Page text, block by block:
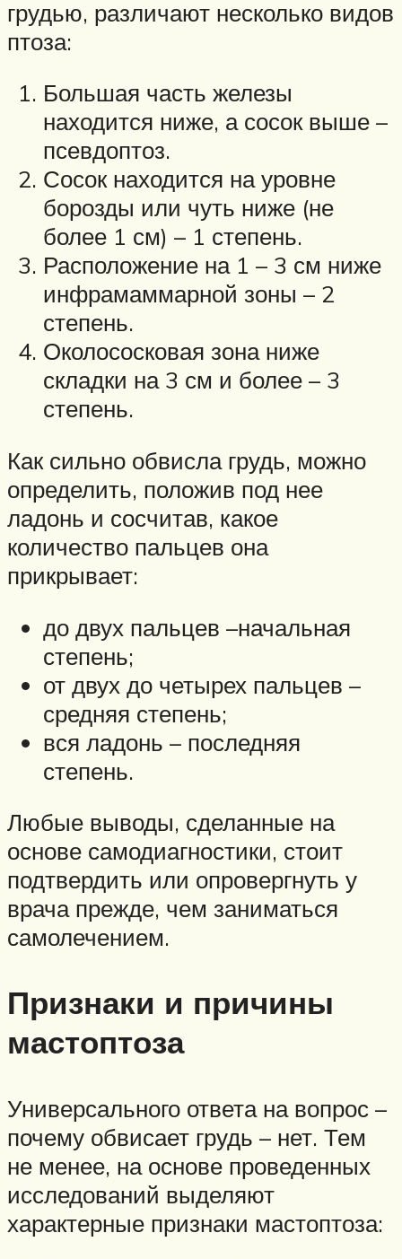
грудью, различают несколько видов
птоза:
Большая часть железы
находится ниже, а сосок выше –
псевдоптоз.
Сосок находится на уровне
борозды или чуть ниже (не
более 1 см) – 1 степень.
Расположение на 1 – 3 см ниже
инфрамаммарной зоны – 2
степень.
Околососковая зона ниже
складки на 3 см и более – 3
степень.
Как сильно обвисла грудь, можно
определить, положив под нее
ладонь и сосчитав, какое
количество пальцев она
прикрывает:
до двух пальцев –начальная
степень;
от двух до четырех пальцев –
средняя степень;
вся ладонь – последняя
степень.
Любые выводы, сделанные на
основе самодиагностики, стоит
подтвердить или опровергнуть у
врача прежде, чем заниматься
самолечением.
Признаки и причины
мастоптоза
Универсального ответа на вопрос –
почему обвисает грудь – нет. Тем
не менее, на основе проведенных
исследований выделяют
характерные признаки мастоптоза: